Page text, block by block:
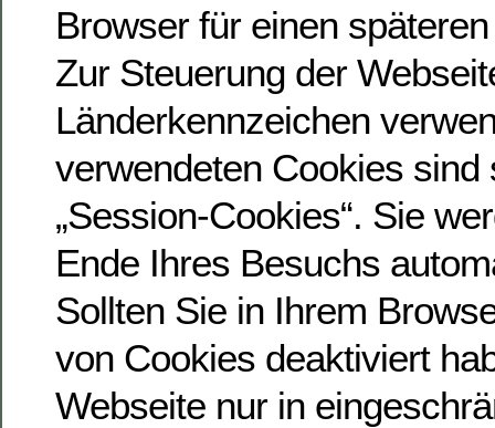
Browser für einen
Zur Steuerung der
Länderkennzeichen
verwendeten Cookies sind
„Session-Cookies“. Sie
Ende Ihres Besuchs
Sollten Sie in Ihrem
von Cookies deaktiviert
Webseite nur in